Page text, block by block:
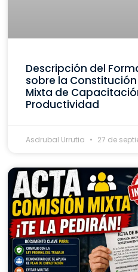
Descripción del
sobre la
Mixta de
Productividad
Asdrubal Urrutia 27 de